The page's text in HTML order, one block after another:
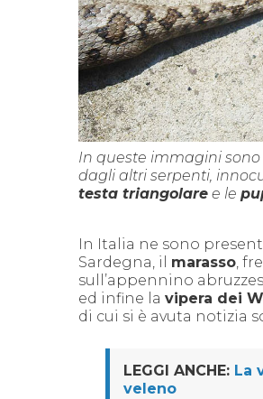
In queste immagini
dagli altri serpenti,
testa triangolare e le
In Italia ne sono
Sardegna, il marasso,
sull’appennino
ed infine la vipera dei
di cui si è avuta notizia
LEGGI ANCHE: La
veleno